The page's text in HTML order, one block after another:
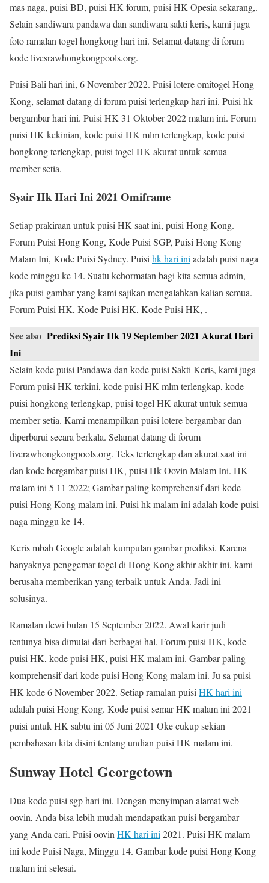
mas naga, puisi BD, puisi HK forum, puisi HK Opesia sekarang,.
Selain sandiwara pandawa dan sandiwara sakti keris, kami juga
foto ramalan togel hongkong hari ini. Selamat datang di forum
kode livesrawhongkongpools.org.
Puisi Bali hari ini, 6 November 2022. Puisi lotere omitogel Hong
Kong, selamat datang di forum puisi terlengkap hari ini. Puisi hk
bergambar hari ini. Puisi HK 31 Oktober 2022 malam ini. Forum
puisi HK kekinian, kode puisi HK mlm terlengkap, kode puisi
hongkong terlengkap, puisi togel HK akurat untuk semua
member setia.
Syair Hk Hari Ini 2021 Omiframe
Setiap prakiraan untuk puisi HK saat ini, puisi Hong Kong.
Forum Puisi Hong Kong, Kode Puisi SGP, Puisi Hong Kong
Malam Ini, Kode Puisi Sydney. Puisi hk hari ini adalah puisi naga
kode minggu ke 14. Suatu kehormatan bagi kita semua admin,
jika puisi gambar yang kami sajikan mengalahkan kalian semua.
Forum Puisi HK, Kode Puisi HK, Kode Puisi HK, .
See also Prediksi Syair Hk 19 September 2021 Akurat Hari
Ini
Selain kode puisi Pandawa dan kode puisi Sakti Keris, kami juga
Forum puisi HK terkini, kode puisi HK mlm terlengkap, kode
puisi hongkong terlengkap, puisi togel HK akurat untuk semua
member setia. Kami menampilkan puisi lotere bergambar dan
diperbarui secara berkala. Selamat datang di forum
liverawhongkongpools.org. Teks terlengkap dan akurat saat ini
dan kode bergambar puisi HK, puisi Hk Oovin Malam Ini. HK
malam ini 5 11 2022; Gambar paling komprehensif dari kode
puisi Hong Kong malam ini. Puisi hk malam ini adalah kode puisi
naga minggu ke 14.
Keris mbah Google adalah kumpulan gambar prediksi. Karena
banyaknya penggemar togel di Hong Kong akhir-akhir ini, kami
berusaha memberikan yang terbaik untuk Anda. Jadi ini
solusinya.
Ramalan dewi bulan 15 September 2022. Awal karir judi
tentunya bisa dimulai dari berbagai hal. Forum puisi HK, kode
puisi HK, kode puisi HK, puisi HK malam ini. Gambar paling
komprehensif dari kode puisi Hong Kong malam ini. Ju sa puisi
HK kode 6 November 2022. Setiap ramalan puisi HK hari ini
adalah puisi Hong Kong. Kode puisi semar HK malam ini 2021
puisi untuk HK sabtu ini 05 Juni 2021 Oke cukup sekian
pembahasan kita disini tentang undian puisi HK malam ini.
Sunway Hotel Georgetown
Dua kode puisi sgp hari ini. Dengan menyimpan alamat web
oovin, Anda bisa lebih mudah mendapatkan puisi bergambar
yang Anda cari. Puisi oovin HK hari ini 2021. Puisi HK malam
ini kode Puisi Naga, Minggu 14. Gambar kode puisi Hong Kong
malam ini selesai.